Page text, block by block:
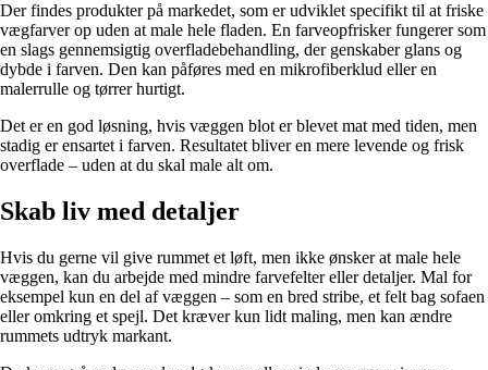
Der findes produkter på markedet, som er udviklet specifikt til at friske
vægfarver op uden at male hele fladen. En farveopfrisker fungerer som
en slags gennemsigtig overfladebehandling, der genskaber glans og
dybde i farven. Den kan påføres med en mikrofiberklud eller en
malerrulle og tørrer hurtigt.
Det er en god løsning, hvis væggen blot er blevet mat med tiden, men
stadig er ensartet i farven. Resultatet bliver en mere levende og frisk
overflade – uden at du skal male alt om.
Skab liv med detaljer
Hvis du gerne vil give rummet et løft, men ikke ønsker at male hele
væggen, kan du arbejde med mindre farvefelter eller detaljer. Mal for
eksempel kun en del af væggen – som en bred stribe, et felt bag sofaen
eller omkring et spejl. Det kræver kun lidt maling, men kan ændre
rummets udtryk markant.